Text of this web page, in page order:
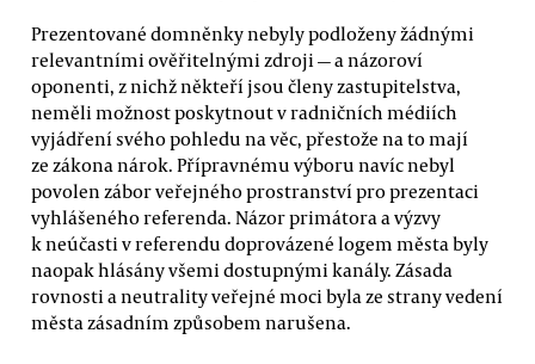
Prezentované domněnky nebyly podloženy žádnými
relevantními ověřitelnými zdroji — a názoroví
oponenti, z nichž někteří jsou členy zastupitelstva,
neměli možnost poskytnout v radničních médiích
vyjádření svého pohledu na věc, přestože na to mají
ze zákona nárok. Přípravnému výboru navíc nebyl
povolen zábor veřejného prostranství pro prezentaci
vyhlášeného referenda. Názor primátora a výzvy
k neúčasti v referendu doprovázené logem města byly
naopak hlásány všemi dostupnými kanály. Zásada
rovnosti a neutrality veřejné moci byla ze strany vedení
města zásadním způsobem narušena.